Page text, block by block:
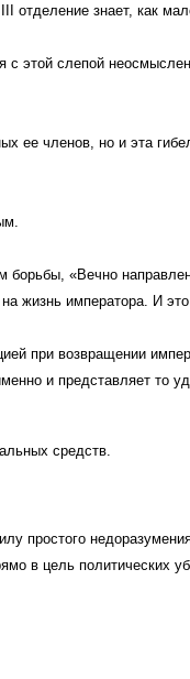
знает, как
этой слепой
ее членов, но и эта
«Вечно
жизнь императора. И
при возвращении
и представляет то
средств.
цель политических